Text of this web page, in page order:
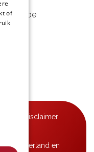
Disclaimer
Nederland en
of